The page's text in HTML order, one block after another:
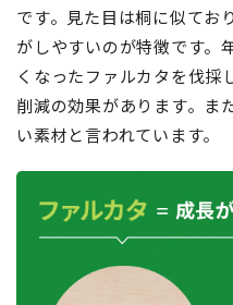
です。見た目は桐に似てお
がしやすいのが特徴です。
くなったファルカタを伐採
削減の効果があります。ま
い素材と言われています。